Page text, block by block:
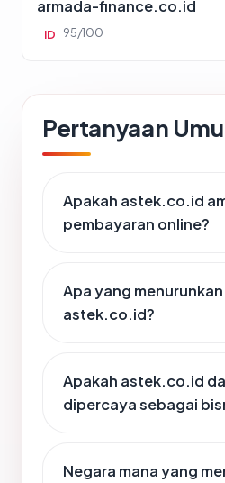
armada-finance.co.id
ID 95/100
Pertanyaan
Apakah astek.co.id
pembayaran online?
Apa yang
astek.co.id?
Apakah astek.co.id
dipercaya sebagai
Negara mana yang